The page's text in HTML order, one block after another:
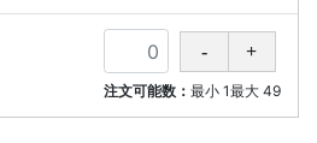
注文可能数： 最小 1最大 49